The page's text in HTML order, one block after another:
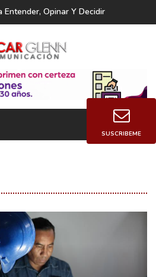
Entender, Opinar Y Decidir
SUSCRIBEME